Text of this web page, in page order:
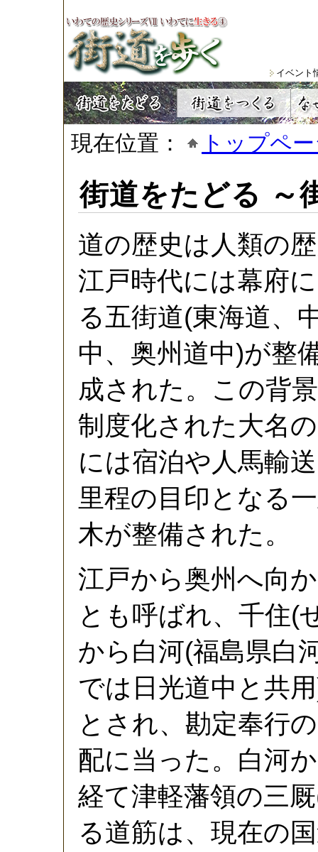
イベント
現在位置： トップペ
街道をたどる ～
道の歴史は人類の
江戸時代には幕府
る五街道(東海道、
中、奥州道中)が整
成された。この背
制度化された大名
には宿泊や人馬輸
里程の目印となる
木が整備された。
江戸から奥州へ向
とも呼ばれ、千住
から白河(福島県白
では日光道中と共
とされ、勘定奉行
配に当った。白河
経て津軽藩領の三
る道筋は、現在の